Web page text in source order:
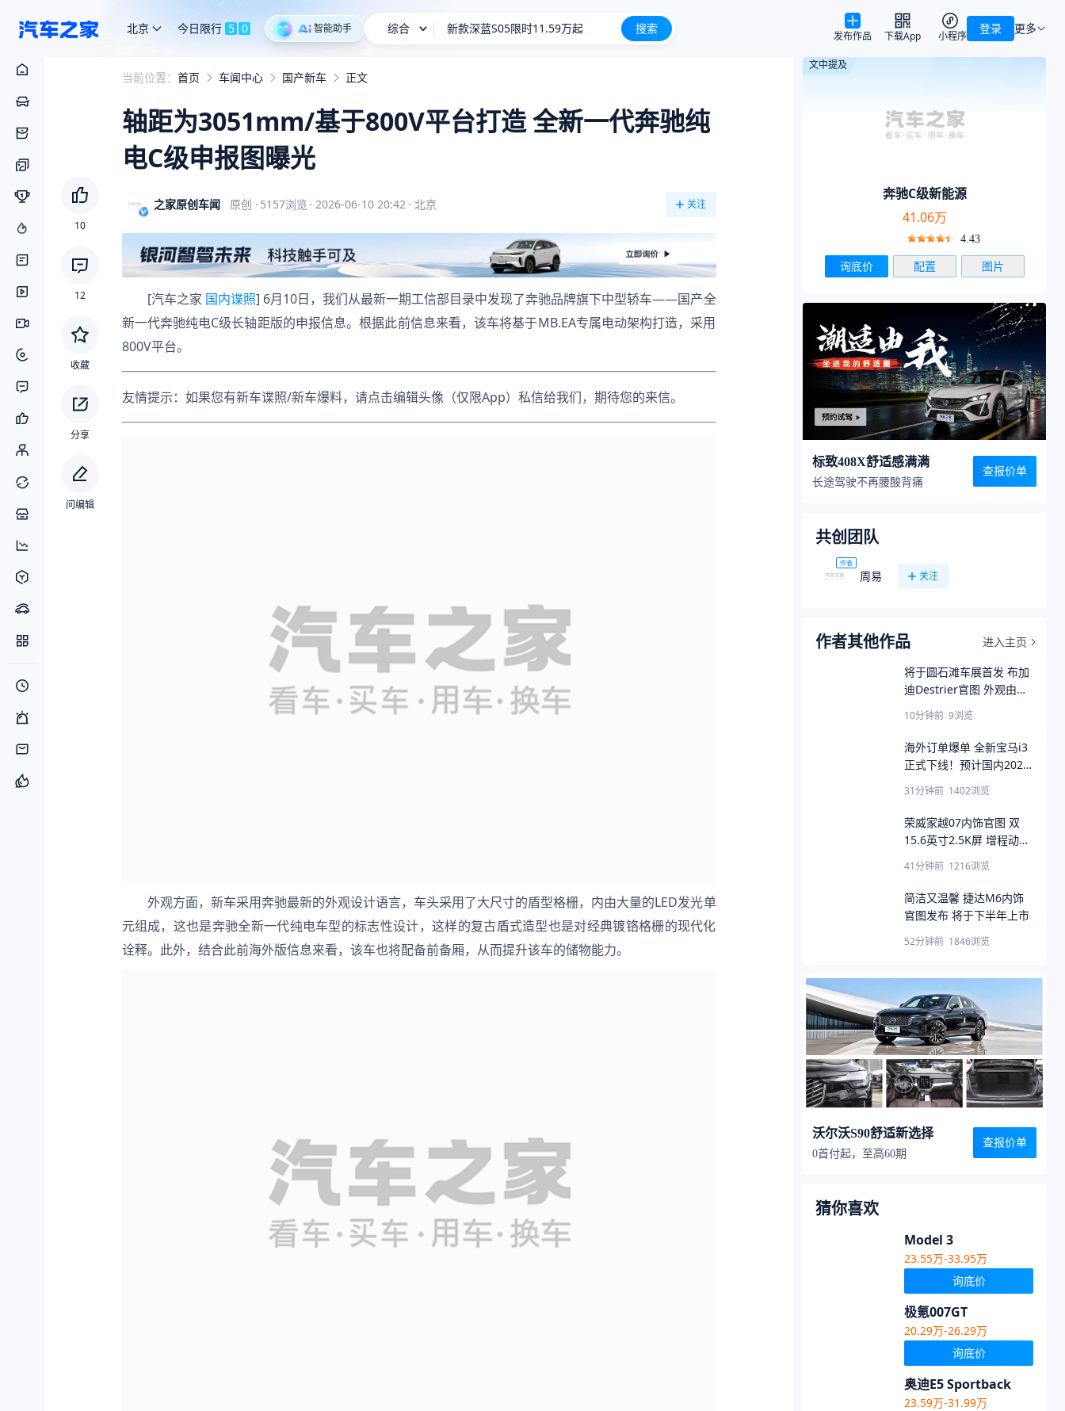
北京 今日限行 5 0 智能助手 综合 新款深蓝S05限时11.59万起
长城H10 新车上市
搜索 更多
登录
发布作品 下载App 小程序
10
12
收藏
分享
问编辑
当前位置： 首页 车闻中心 国产新车 正文
轴距为3051mm/基于800V平台打造 全新一代奔驰纯
电C级申报图曝光
之家原创车闻 原创 · 5157浏览 · 2026-06-10 20:42 · 北京 关注
[汽车之家 国内谍照] 6月10日，我们从最新一期工信部目录中发现了奔驰品牌旗下中型轿车——国产全
新一代奔驰纯电C级长轴距版的申报信息。根据此前信息来看，该车将基于MB.EA专属电动架构打造，采用
800V平台。
友情提示：如果您有新车谍照/新车爆料，请点击编辑头像（仅限App）私信给我们，期待您的来信。
外观方面，新车采用奔驰最新的外观设计语言，车头采用了大尺寸的盾型格栅，内由大量的LED发光单
元组成，这也是奔驰全新一代纯电车型的标志性设计，这样的复古盾式造型也是对经典镀铬格栅的现代化
诠释。此外，结合此前海外版信息来看，该车也将配备前备厢，从而提升该车的储物能力。
文中提及
奔驰C级新能源
41.06万
4.43
询底价 配置 图片
标致408X舒适感满满
长途驾驶不再腰酸背痛
查报价单
共创团队
作者
周易 关注
作者其他作品
进入主页
将于圆石滩车展首发 布加
迪Destrier官图 外观由中
国设计师操刀
10分钟前 9浏览
海外订单爆单 全新宝马i3
正式下线！预计国内2027
年1月投产
31分钟前 1402浏览
荣威家越07内饰官图 双
15.6英寸2.5K屏 增程动力
纯电续航320km
41分钟前 1216浏览
简洁又温馨 捷达M6内饰
官图发布 将于下半年上市
52分钟前 1846浏览
沃尔沃S90舒适新选择
0首付起，至高60期
查报价单
猜你喜欢
Model 3
23.55万-33.95万
询底价
极氪007GT
20.29万-26.29万
询底价
奥迪E5 Sportback
23.59万-31.99万